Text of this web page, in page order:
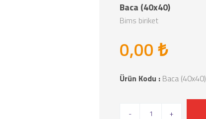
Baca (40x40)
Bims biriket
0,00 ₺
Ürün Kodu : Baca (40x40)
- +